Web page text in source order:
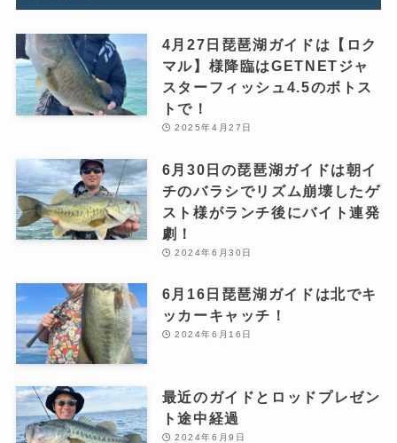
4月27日琵琶湖ガイドは【ロク
マル】様降臨はGETNETジャ
スターフィッシュ4.5のボトス
トで！
2025年4月27日
6月30日の琵琶湖ガイドは朝イ
チのバラシでリズム崩壊したゲ
スト様がランチ後にバイト連発
劇！
2024年6月30日
6月16日琵琶湖ガイドは北でキ
ッカーキャッチ！
2024年6月16日
最近のガイドとロッドプレゼン
ト途中経過
2024年6月9日